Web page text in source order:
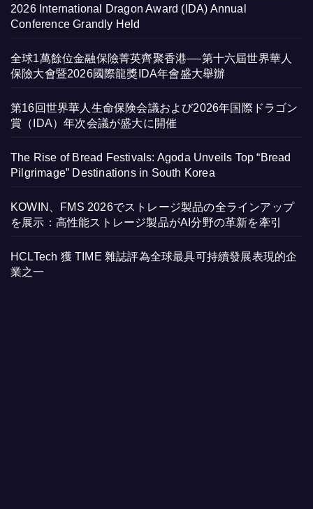
2026 International Dragon Award (IDA) Annual
Conference Grandly Held
全球1萬餘位金融保險菁英齊聚香港—-第十六屆世界華人
保險大會暨2026國際龍獎IDA年會盛大舉辦
第16回世界華人生命保険会議および2026年国際ドラゴン
賞（IDA）年次会議が盛大に開催
The Rise of Bread Festivals: Agoda Unveils Top “Bread
Pilgrimage” Destinations in South Korea
KOWIN、FMS 2026でストレージ製品の全ラインアップ
を展示：高性能ストレージ製品がAI分野の革新を牽引
HCLTech 獲 TIME 雜誌評為全球最具可持續發展表現的企
業之一